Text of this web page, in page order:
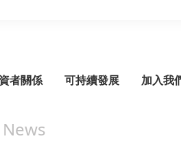
者關係 可持續發展 加入我